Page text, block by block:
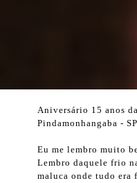
Aniversário 15 anos
Pindamonhangaba - SP
Eu me lembro muito
Lembro daquele frio
maluca onde tudo era